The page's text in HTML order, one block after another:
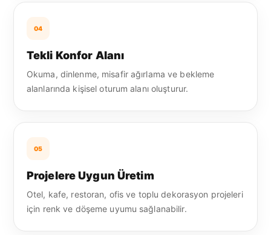
04
Tekli Konfor Alanı
Okuma, dinlenme, misafir ağırlama ve bekleme
alanlarında kişisel oturum alanı oluşturur.
05
Projelere Uygun Üretim
Otel, kafe, restoran, ofis ve toplu dekorasyon projeleri
için renk ve döşeme uyumu sağlanabilir.